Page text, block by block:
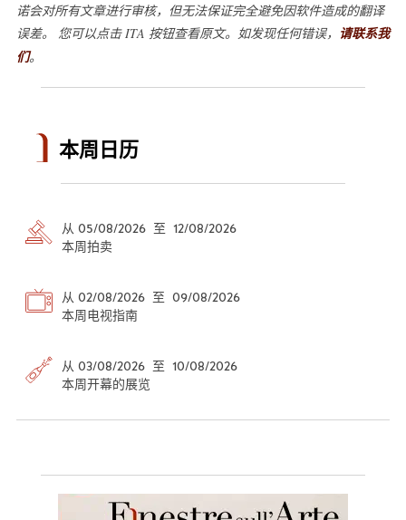
诺会对所有文章进行审核，但无法保证完全避免因软件造成的翻译
误差。 您可以点击 ITA 按钮查看原文。如发现任何错误， 请联系我
们。
本周日历
从 05/08/2026 至 12/08/2026
本周拍卖
从 02/08/2026 至 09/08/2026
本周电视指南
从 03/08/2026 至 10/08/2026
本周开幕的展览